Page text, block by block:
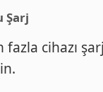
Şarj
fazla cihazı şarj